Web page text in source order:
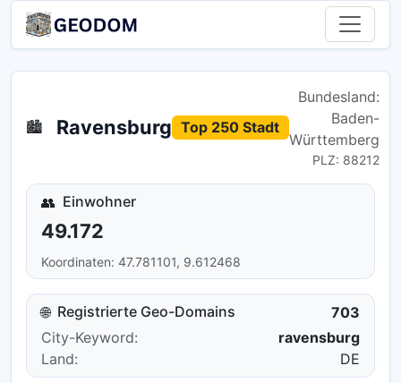
🏙️ Ravensburg Top 250 Stadt
Bundesland:
Baden-
Württemberg
PLZ: 88212
👥 Einwohner
49.172
Koordinaten: 47.781101, 9.612468
🌐 Registrierte Geo-Domains
703
City-Keyword:
ravensburg
Land:
DE